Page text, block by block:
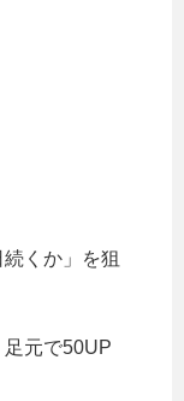
くか」を狙
元で50UP